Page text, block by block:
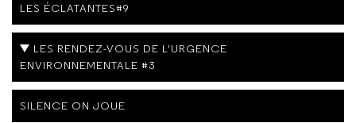
LES ÉCLATANTES#9
LES RENDEZ-VOUS DE L'URGENCE
ENVIRONNEMENTALE #3
SILENCE ON JOUE